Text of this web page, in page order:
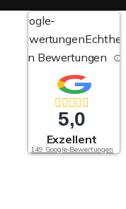
Google-
Bewertungen
von Bewertungen
5,0
Exzellent
149 Google-Bewertungen